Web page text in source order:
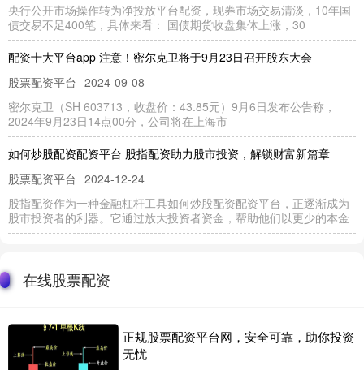
央行公开市场操作转为净投放平台配资，现券市场交易清淡，10年国
债交易不足400笔，具体来看： 国债期货收盘集体上涨，30
配资十大平台app 注意！密尔克卫将于9月23日召开股东大会
股票配资平台 2024-09-08
密尔克卫（SH 603713，收盘价：43.85元）9月6日发布公告称，
2024年9月23日14点00分，公司将在上海市
如何炒股配资配资平台 股指配资助力股市投资，解锁财富新篇章
股票配资平台 2024-12-24
股指配资作为一种金融杠杆工具如何炒股配资配资平台，正逐渐成为
股市投资者的利器。它通过放大投资者资金，帮助他们以更少的本金
股票配资平台 2025-01-16
的
证券投资顾问的股票推荐：合法性与风险
在线股票配资
正规股票配资平台网，安全可靠，助你投资
无忧